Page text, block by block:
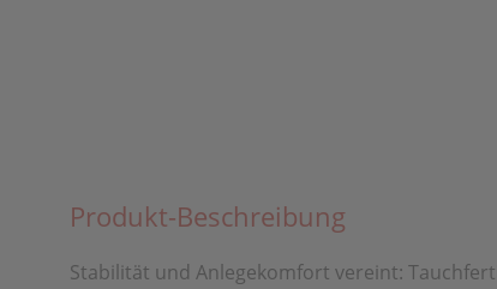
Produkt-Beschreibung
Stabilität und Anlegekomfort vereint: